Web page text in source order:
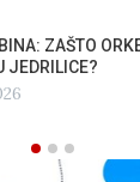
ZAŠTO
JEDRILICE?